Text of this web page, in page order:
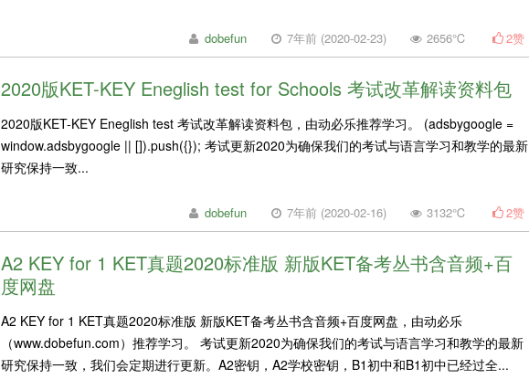
dobefun 7年前 (2020-02-23) 2656℃ 2赞
2020版KET-KEY Eneglish test for Schools 考试改革解读资料包
2020版KET-KEY Eneglish test 考试改革解读资料包，由动必乐推荐学习。 (adsbygoogle =
window.adsbygoogle || []).push({}); 考试更新2020为确保我们的考试与语言学习和教学的最新
研究保持一致...
dobefun 7年前 (2020-02-16) 3132℃ 2赞
A2 KEY for 1 KET真题2020标准版 新版KET备考丛书含音频+百
度网盘
A2 KEY for 1 KET真题2020标准版 新版KET备考丛书含音频+百度网盘，由动必乐
（www.dobefun.com）推荐学习。 考试更新2020为确保我们的考试与语言学习和教学的最新
研究保持一致，我们会定期进行更新。A2密钥，A2学校密钥，B1初中和B1初中已经过全...